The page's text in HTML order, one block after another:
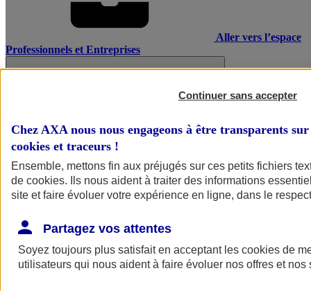
Aller vers l’espace
Professionnels et Entreprises
Continuer sans accepter
Chez AXA nous nous engageons à être transparents
cookies et traceurs !
Ensemble, mettons fin aux préjugés sur ces petits fichiers
de cookies. Ils nous aident à traiter des informations
site et faire évoluer votre expérience en ligne, dans le
Partagez vos attentes
Soyez toujours plus satisfait en acceptant les cookies de
utilisateurs qui nous aident à faire évoluer nos offres et nos